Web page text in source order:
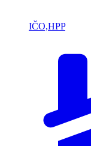
IČO,HPP